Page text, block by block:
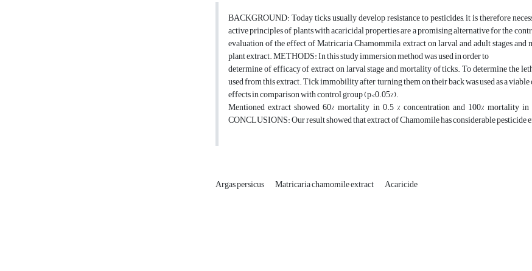
BACKGROUND: Today ticks usually develop resistance to pesticides, it is therefore
active principles of plants with acaricidal properties are a promising alternative for the
evaluation of the effect of Matricaria Chamommila extract on larval and adult stages
plant extract. METHODS: In this study immersion method was used in order to
determine of efficacy of extract on larval stage and mortality of ticks. To determine the
used from this extract. Tick immobility after turning them on their back was used as a
effects in comparison with control group (p<0.05%).
Mentioned extract showed 60% mortality in 0.5 % concentration and 100%
CONCLUSIONS: Our result showed that extract of Chamomile has considerable pesticide
Argas persicus Matricaria chamomile extract Acaricide